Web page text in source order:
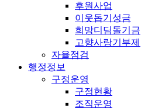
후원사업
이웃돕기성금
희망디딤돌기금
고향사랑기부제
자율점검
행정정보
구정운영
구정현황
조직운영